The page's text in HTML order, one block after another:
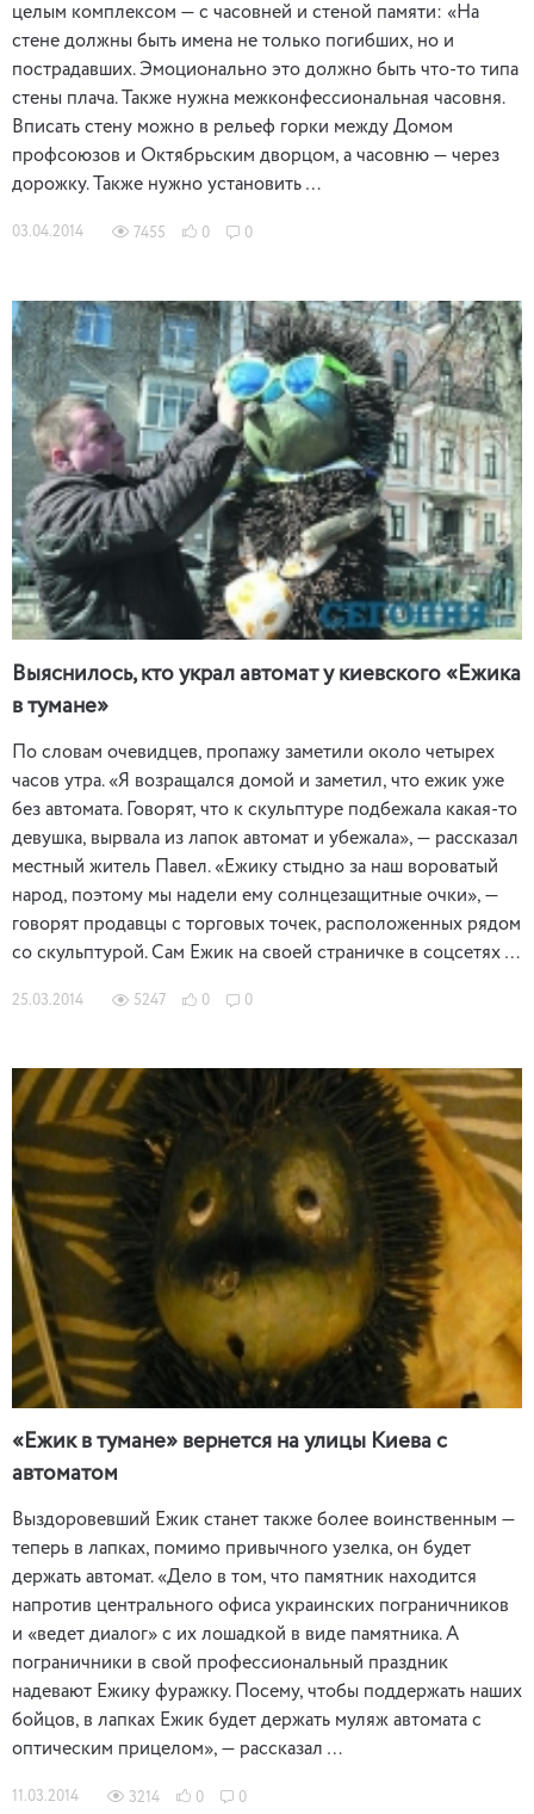
целым комплексом — с часовней и стеной памяти: «На
стене должны быть имена не только погибших, но и
пострадавших. Эмоционально это должно быть что­-то типа
стены плача. Также нужна межконфессиональная часовня.
Вписать стену можно в рельеф горки между Домом
профсоюзов и Октябрьским дворцом, а часовню — через
дорожку. Также нужно установить …
03.04.2014 7455 0 0
Выяснилось, кто украл автомат у киевского «Ежика
в тумане»
По словам очевидцев, пропажу заметили около четырех
часов утра. «Я возращался домой и заметил, что ежик уже
без автомата. Говорят, что к скульптуре подбежала какая-то
девушка, вырвала из лапок автомат и убежала», — рассказал
местный житель Павел. «Ежику стыдно за наш вороватый
народ, поэтому мы надели ему солнцезащитные очки», —
говорят продавцы с торговых точек, расположенных рядом
со скульптурой. Сам Ежик на своей страничке в соцсетях …
25.03.2014 5247 0 0
«Ежик в тумане» вернется на улицы Киева с
автоматом
Выздоровевший Ежик станет также более воинственным —
теперь в лапках, помимо привычного узелка, он будет
держать автомат. «Дело в том, что памятник находится
напротив центрального офиса украинских пограничников
и «ведет диалог» с их лошадкой в виде памятника. А
пограничники в свой профессиональный праздник
надевают Ежику фуражку. Посему, чтобы поддержать наших
бойцов, в лапках Ежик будет держать муляж автомата с
оптическим прицелом», — рассказал …
11.03.2014 3214 0 0